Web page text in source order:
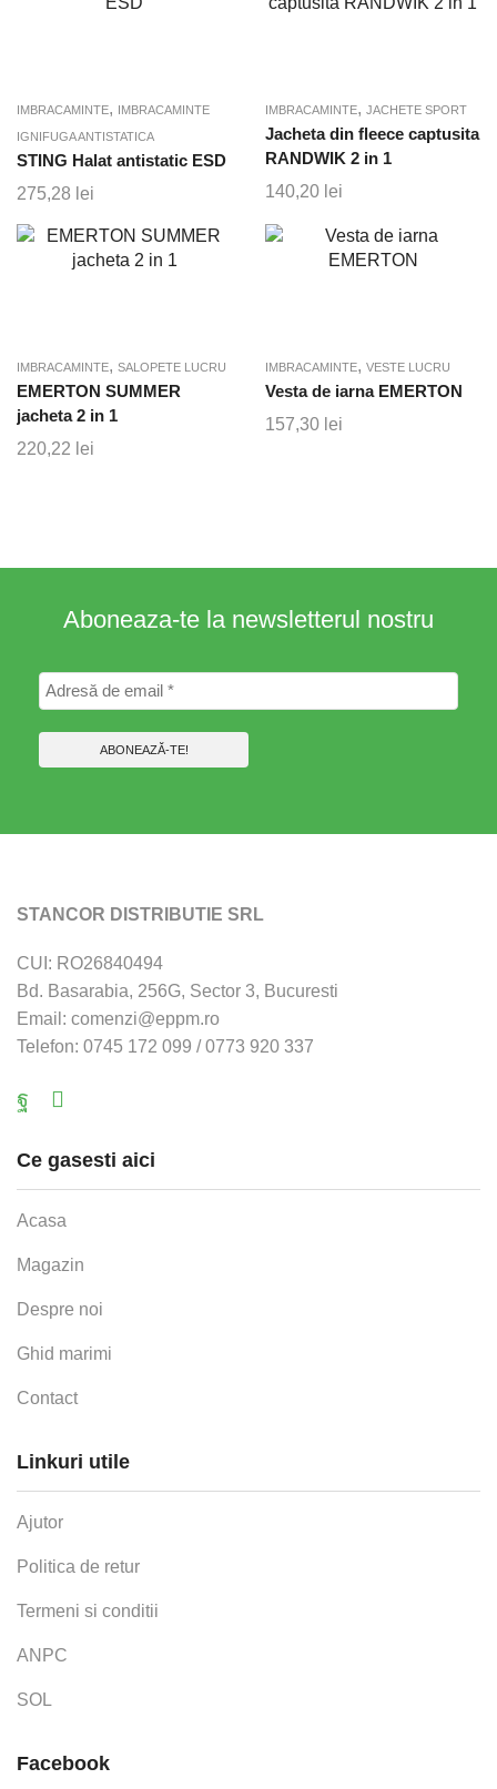
IMBRACAMINTE, IMBRACAMINTE
IGNIFUGA ANTISTATICA
STING Halat antistatic ESD
275,28 lei
IMBRACAMINTE, JACHETE SPORT
Jacheta din fleece captusita
RANDWIK 2 in 1
140,20 lei
IMBRACAMINTE, SALOPETE LUCRU
EMERTON SUMMER
jacheta 2 in 1
220,22 lei
IMBRACAMINTE, VESTE LUCRU
Vesta de iarna EMERTON
157,30 lei
Aboneaza-te la newsletterul nostru
STANCOR DISTRIBUTIE SRL
CUI: RO26840494
Bd. Basarabia, 256G, Sector 3, Bucuresti
Email: comenzi@eppm.ro
Telefon: 0745 172 099 / 0773 920 337
Facebook
Ce gasesti aici
Acasa
Magazin
Despre noi
Ghid marimi
Contact
Linkuri utile
Ajutor
Politica de retur
Termeni si conditii
ANPC
SOL
Facebook